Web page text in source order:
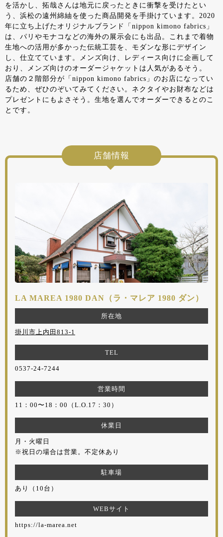
を活かし、拓哉さんは地元に戻ったときに衝撃を受けたとい
う、浜松の遠州綿紬を使った商品開発を手掛けています。2020
年に立ち上げたオリジナルブランド「nippon kimono fabrics」
は、パリやモナコなどの海外の展示会にも出品。これまで着物
生地への活用が多かった伝統工芸を、モダンな形にデザイン
し、仕立てています。メンズ向け、レディース向けに企画して
おり、メンズ向けのオーダージャケットは人気があるそう。
店舗の２階部分が「nippon kimono fabrics」のお店になってい
るため、ぜひのぞいてみてください。ネクタイやお財布などは
プレゼントにもよさそう。生地を選んでオーダーできるとのこ
とです。
店舗情報
LA MAREA 1980 DAN（ラ・マレア 1980 ダン）
所在地
掛川市上内田813-1
TEL
0537-24-7244
営業時間
11：00〜18：00（L.O.17：30）
休業日
月・火曜日
※祝日の場合は営業。不定休あり
駐車場
あり（10台）
WEBサイト
https://la-marea.net